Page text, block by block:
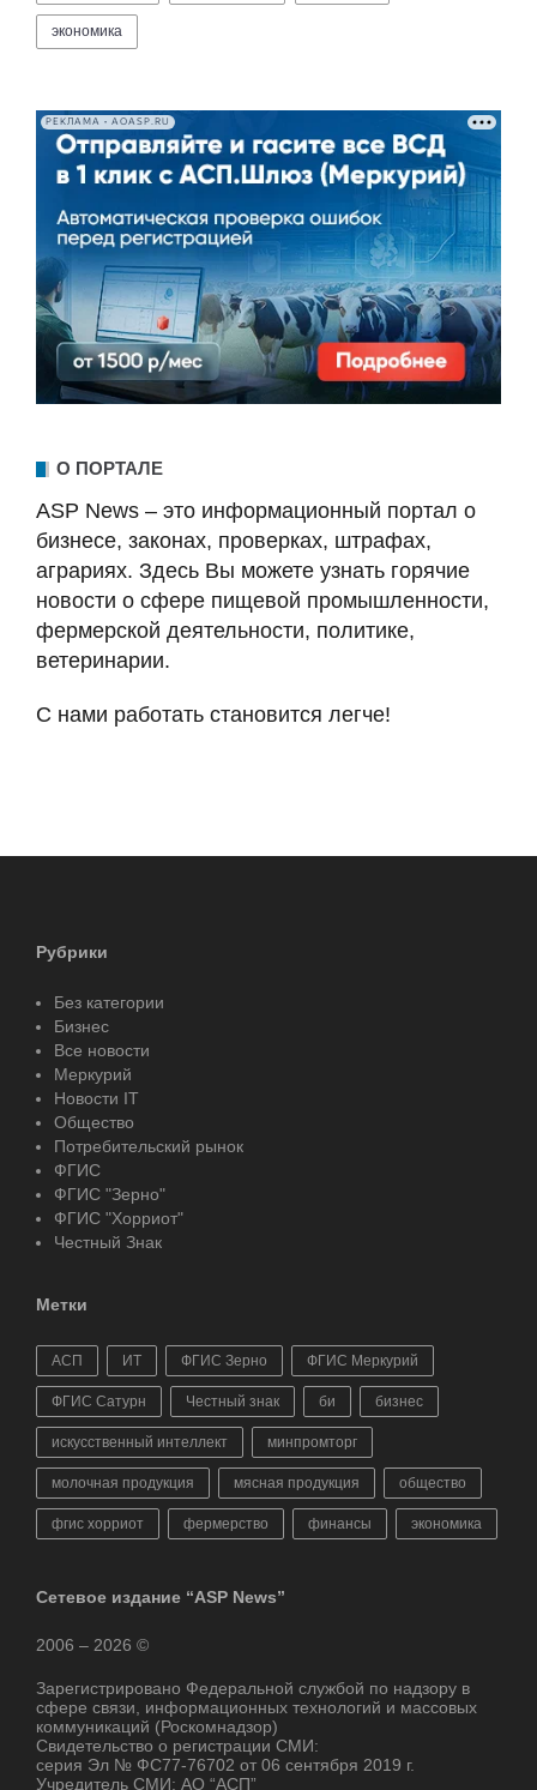
экономика
РЕКЛАМА • AOASP.RU
О ПОРТАЛЕ
ASP News – это информационный портал о
бизнесе, законах, проверках, штрафах,
аграриях. Здесь Вы можете узнать горячие
новости о сфере пищевой промышленности,
фермерской деятельности, политике,
ветеринарии.
С нами работать становится легче!
Рубрики
Без категории
Бизнес
Все новости
Меркурий
Новости IT
Общество
Потребительский рынок
ФГИС
ФГИС "Зерно"
ФГИС "Хорриот"
Честный Знак
Метки
АСП ИТ ФГИС Зерно ФГИС Меркурий
ФГИС Сатурн Честный знак би бизнес
искусственный интеллект минпромторг
молочная продукция мясная продукция общество
фгис хорриот фермерство финансы экономика
Сетевое издание “ASP News”
2006 – 2026 ©
Зарегистрировано Федеральной службой по надзору в
сфере связи, информационных технологий и массовых
коммуникаций (Роскомнадзор)
Свидетельство о регистрации СМИ:
серия Эл № ФС77-76702 от 06 сентября 2019 г.
Учредитель СМИ: АО “АСП”